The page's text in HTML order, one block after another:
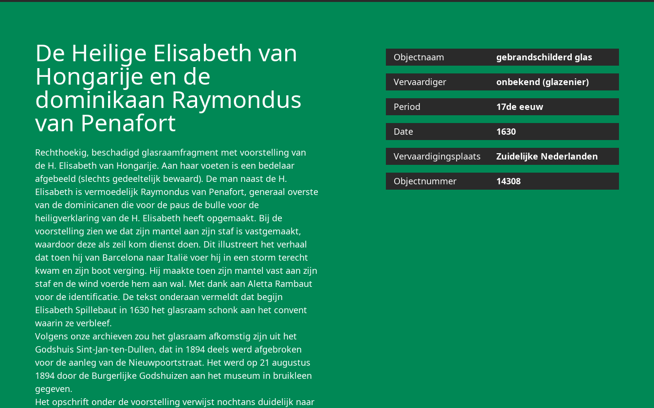
De Heilige Elisabeth van
Hongarije en de
dominikaan Raymondus
van Penafort
Rechthoekig, beschadigd glasraamfragment met voorstelling van
de H. Elisabeth van Hongarije. Aan haar voeten is een bedelaar
afgebeeld (slechts gedeeltelijk bewaard). De man naast de H.
Elisabeth is vermoedelijk Raymondus van Penafort, generaal overste
van de dominicanen die voor de paus de bulle voor de
heiligverklaring van de H. Elisabeth heeft opgemaakt. Bij de
voorstelling zien we dat zijn mantel aan zijn staf is vastgemaakt,
waardoor deze als zeil kom dienst doen. Dit illustreert het verhaal
dat toen hij van Barcelona naar Italië voer hij in een storm terecht
kwam en zijn boot verging. Hij maakte toen zijn mantel vast aan zijn
staf en de wind voerde hem aan wal. Met dank aan Aletta Rambaut
voor de identificatie. De tekst onderaan vermeldt dat begijn
Elisabeth Spillebaut in 1630 het glasraam schonk aan het convent
waarin ze verbleef.
Volgens onze archieven zou het glasraam afkomstig zijn uit het
Godshuis Sint-Jan-ten-Dullen, dat in 1894 deels werd afgebroken
voor de aanleg van de Nieuwpoortstraat. Het werd op 21 augustus
1894 door de Burgerlijke Godshuizen aan het museum in bruikleen
gegeven.
Het opschrift onder de voorstelling verwijst nochtans duidelijk naar
Objectnaam gebrandschilderd glas
Vervaardiger onbekend (glazenier)
Period 17de eeuw
Date 1630
Vervaardigingsplaats Zuidelijke Nederlanden
Objectnummer 14308